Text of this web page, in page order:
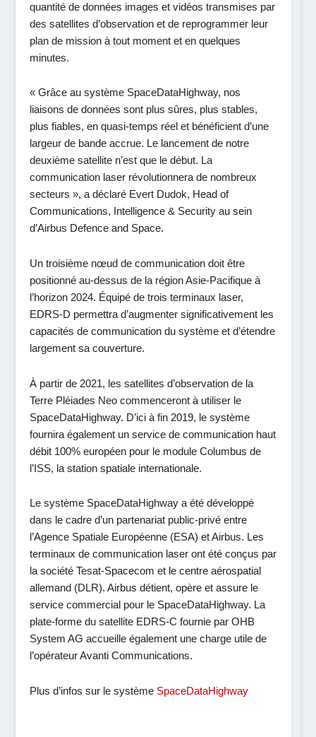
quantité de données images et vidéos transmises par
des satellites d’observation et de reprogrammer leur
plan de mission à tout moment et en quelques
minutes.
«Grâce au système SpaceDataHighway, nos
liaisons de données sont plus sûres, plus stables,
plus fiables, en quasi-temps réel et bénéficient d’une
largeur de bande accrue. Le lancement de notre
deuxième satellite n’est que le début. La
communication laser révolutionnera de nombreux
secteurs », a déclaré Evert Dudok, Head of
Communications, Intelligence & Security au sein
d’Airbus Defence and Space.
Un troisième nœud de communication doit être
positionné au-dessus de la région Asie-Pacifique à
l’horizon 2024. Équipé de trois terminaux laser,
EDRS-D permettra d’augmenter significativement les
capacités de communication du système et d’étendre
largement sa couverture.
À partir de 2021, les satellites d’observation de la
Terre Pléiades Neo commenceront à utiliser le
SpaceDataHighway. D’ici à fin 2019, le système
fournira également un service de communication haut
débit 100% européen pour le module Columbus de
l’ISS, la station spatiale internationale.
Le système SpaceDataHighway a été développé
dans le cadre d’un partenariat public-privé entre
l’Agence Spatiale Européenne (ESA) et Airbus. Les
terminaux de communication laser ont été conçus par
la société Tesat-Spacecom et le centre aérospatial
allemand (DLR). Airbus détient, opère et assure le
service commercial pour le SpaceDataHighway. La
plate-forme du satellite EDRS-C fournie par OHB
System AG accueille également une charge utile de
l’opérateur Avanti Communications.
Plus d’infos sur le système SpaceDataHighway